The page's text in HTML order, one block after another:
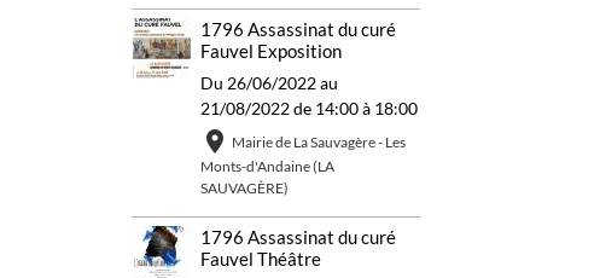
1796 Assassinat du curé
Fauvel Exposition
Du 26/06/2022au
21/08/2022de 14:00à 18:00
Mairie de La Sauvagère - Les
Monts-d'Andaine (LA
SAUVAGÈRE)
1796 Assassinat du curé
Fauvel Théâtre